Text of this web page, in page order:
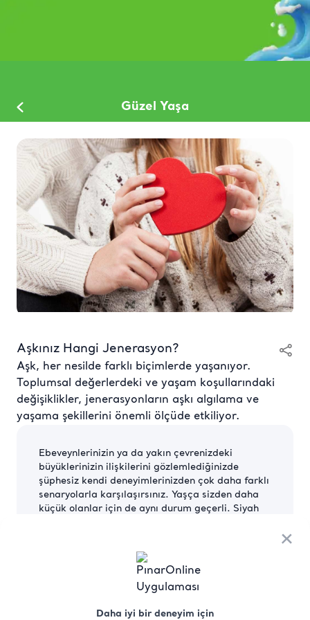
×
Daha iyi bir deneyim için
Güzel Yaşa
Aşkınız Hangi Jenerasyon?
Aşk, her nesilde farklı biçimlerde yaşanıyor.
Toplumsal değerlerdeki ve yaşam koşullarındaki
değişiklikler, jenerasyonların aşkı algılama ve
yaşama şekillerini önemli ölçüde etkiliyor.
Ebeveynlerinizin ya da yakın çevrenizdeki
büyüklerinizin ilişkilerini gözlemlediğinizde
şüphesiz kendi deneyimlerinizden çok daha farklı
senaryolarla karşılaşırsınız. Yaşça sizden daha
küçük olanlar için de aynı durum geçerli. Siyah
izlenmesinin nedenlerinden biri de şüphesiz bu…
Kuşaklar arasındaki fark toplumda pek çok konu
için geçerli; Sevgililer Günü’nü kutlamaya
incemek istedik. Gelin farklı kuşaklar aşkı nasıl